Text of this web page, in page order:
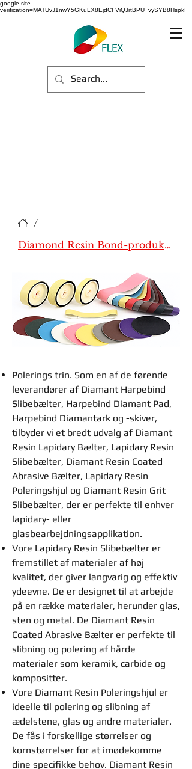
google-site-
verification=MATUvJ1nwY5GKuLX8EjdCFViQJrtBPU_vySYB8HspkI
/
Diamond Resin Bond-produkter
Polerings trin. Som en af de førende
leverandører af Diamant Harpebind
Slibebælter, Harpebind Diamant Pad,
Harpebind Diamantark og -skiver,
tilbyder vi et bredt udvalg af Diamant
Resin Lapidary Bælter, Lapidary Resin
Slibebælter, Diamant Resin Coated
Abrasive Bælter, Lapidary Resin
Poleringshjul og Diamant Resin Grit
Slibebælter, der er perfekte til enhver
lapidary- eller
glasbearbejdningsapplikation.
Vore Lapidary Resin Slibebælter er
fremstillet af materialer af høj
kvalitet, der giver langvarig og effektiv
ydeevne. De er designet til at arbejde
på en række materialer, herunder glas,
sten og metal. De Diamant Resin
Coated Abrasive Bælter er perfekte til
slibning og polering af hårde
materialer som keramik, carbide og
kompositter.
Vore Diamant Resin Poleringshjul er
ideelle til polering og slibning af
ædelstene, glas og andre materialer.
De fås i forskellige størrelser og
kornstørrelser for at imødekomme
dine specifikke behov. Diamant Resin